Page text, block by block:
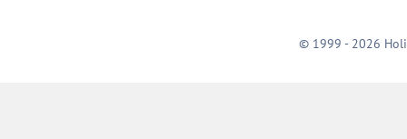
© 1999 - 2026